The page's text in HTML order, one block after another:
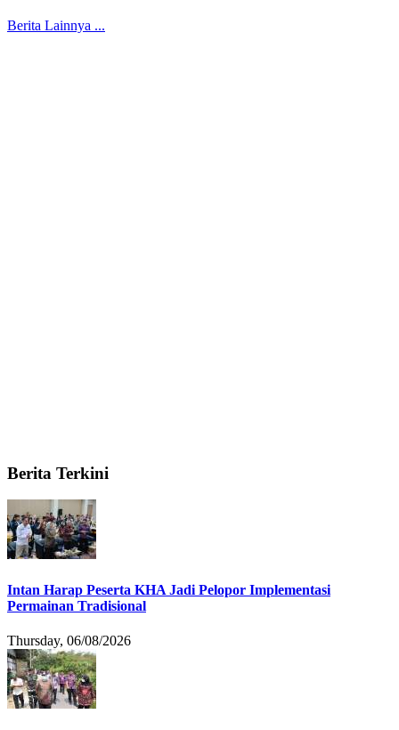
Berita Lainnya ...
Berita Terkini
Intan Harap Peserta KHA Jadi Pelopor Implementasi
Permainan Tradisional
Thursday, 06/08/2026